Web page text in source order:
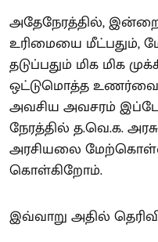
அதேநேரத்தில்,
உரிமையை மீட்பதும்,
தடுப்பதும் மிக மிக
ஒட்டுமொத்த உணர்வை
அவசிய அவசரம்
நேரத்தில் த.வெ.க.
அரசியலை
கொள்கிறோம்.
இவ்வாறு அதில்